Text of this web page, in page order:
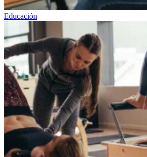
Educación